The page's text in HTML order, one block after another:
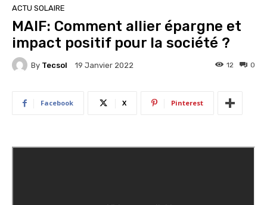
ACTU SOLAIRE
MAIF: Comment allier épargne et
impact positif pour la société ?
By Tecsol 19 Janvier 2022 0
12
Facebook X Pinterest